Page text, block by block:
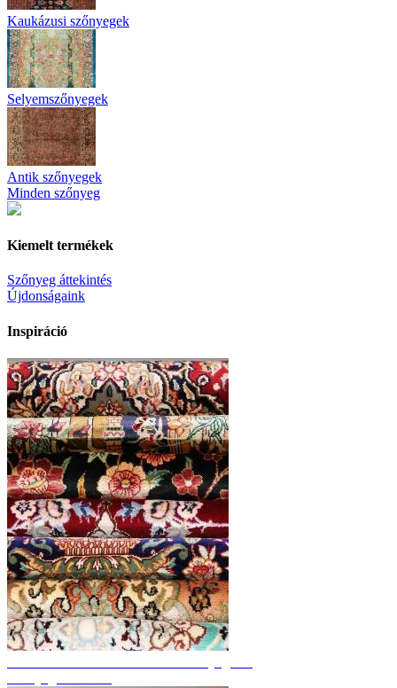
Kaukázusi szőnyegek
Selyemszőnyegek
Antik szőnyegek
Minden szőnyeg
Kiemelt termékek
Szőnyeg áttekintés
Újdonságaink
Inspiráció